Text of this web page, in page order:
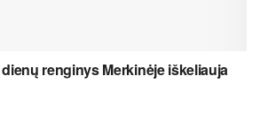
renginys Merkinėje iškeliauja